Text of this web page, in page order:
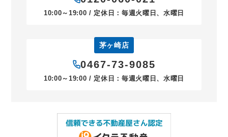
10:00～19:00 / 定休日：毎週火曜日、水曜日
茅ヶ崎店
0467-73-9085
10:00～19:00 / 定休日：毎週火曜日、水曜日